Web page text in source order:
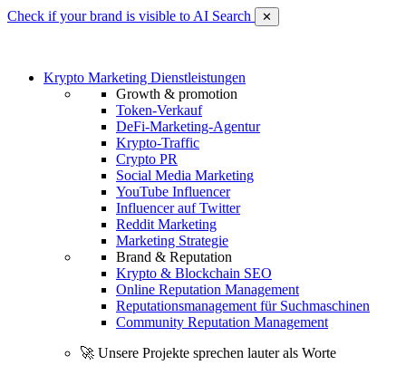
Check if your brand is visible to AI Search ✕
Krypto Marketing Dienstleistungen
Growth & promotion
Token-Verkauf
DeFi-Marketing-Agentur
Krypto-Traffic
Crypto PR
Social Media Marketing
YouTube Influencer
Influencer auf Twitter
Reddit Marketing
Marketing Strategie
Brand & Reputation
Krypto & Blockchain SEO
Online Reputation Management
Reputationsmanagement für Suchmaschinen
Community Reputation Management
🚀 Unsere Projekte sprechen lauter als Worte